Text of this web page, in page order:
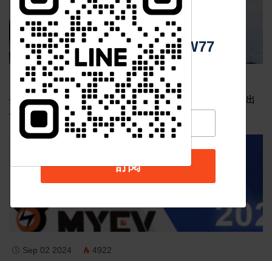
Jun 19 2026 190
臺南安平龍舟賽結合反賄選宣導 政風處倡議乾淨選舉 划出
廉潔民主新風貌
Sep 02 2024 4922
中 華 超 傳 媒
Https://reurl.cc/adqW77
訂閱